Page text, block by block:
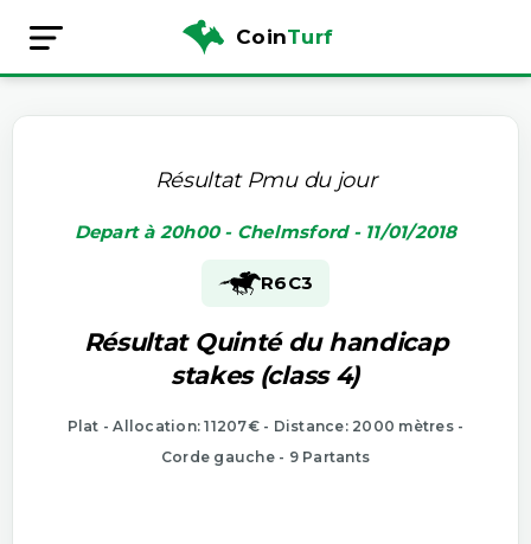
CoinTurf
Résultat Pmu du jour
Depart à 20h00 - Chelmsford - 11/01/2018
R6C3
Résultat Quinté du handicap
stakes (class 4)
Plat - Allocation: 11207€ - Distance: 2000 mètres -
Corde gauche - 9 Partants